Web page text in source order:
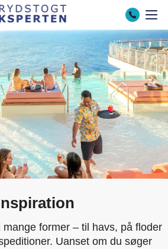
former – til havs, på floder
Uanset om du søger